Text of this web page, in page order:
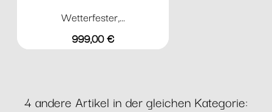
Wetterfester,...
Preis
999,00 €
4 andere Artikel in der gleichen Kategorie: